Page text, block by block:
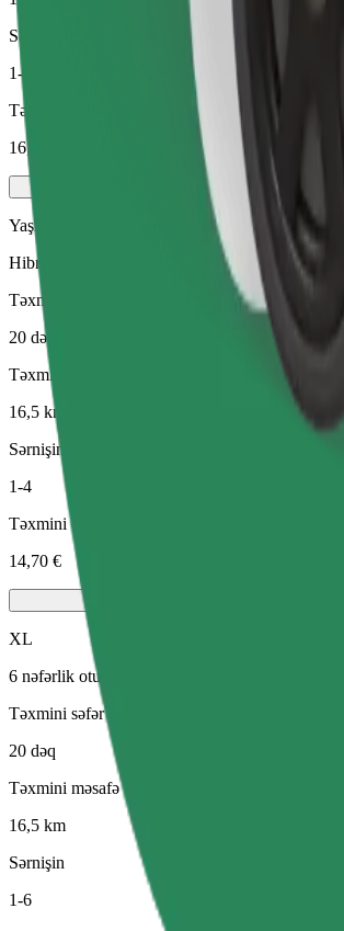
Sərnişin
1-4
Təxmini qiymət
16,00 €
Yaşıl
Hibrid və elektrikli nəqliyyat vasitələrində
Təxmini səfər vaxtı
20 dəq
Təxmini məsafə
16,5 km
Sərnişin
1-4
Təxmini qiymət
14,70 €
XL
6 nəfərlik oturacaqları olan böyük avtomobillər
Təxmini səfər vaxtı
20 dəq
Təxmini məsafə
16,5 km
Sərnişin
1-6